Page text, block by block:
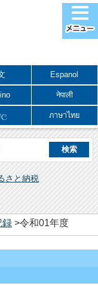
Espanol
नेपाली
ภาษาไทย
さと納税
録 >令和01年度